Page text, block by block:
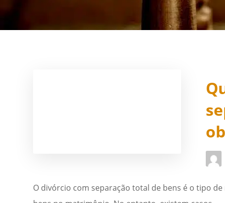
O divórcio com separação total de bens é o tipo